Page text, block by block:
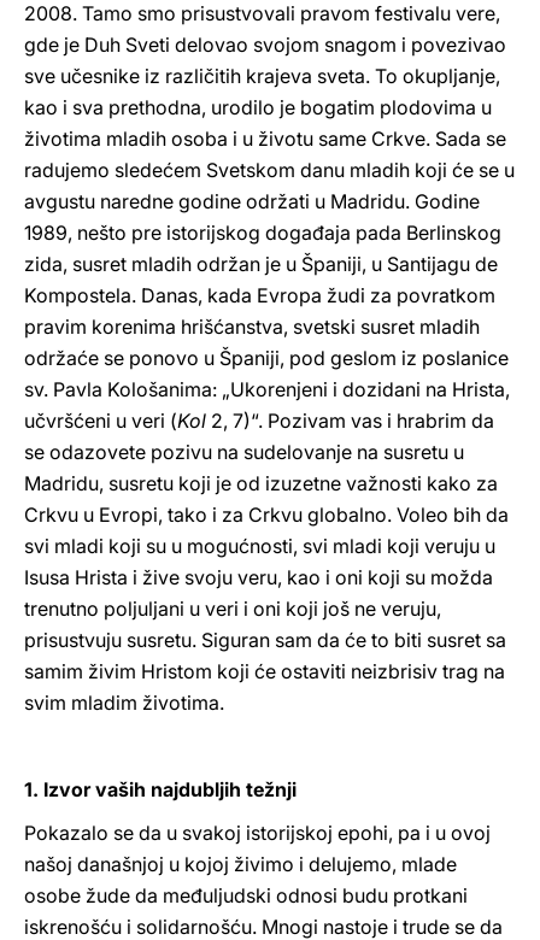
2008. Tamo smo prisustvovali pravom festivalu vere,
gde je Duh Sveti delovao svojom snagom i povezivao
sve učesnike iz različitih krajeva sveta. To okupljanje,
kao i sva prethodna, urodilo je bogatim plodovima u
životima mladih osoba i u životu same Crkve. Sada se
radujemo sledećem Svetskom danu mladih koji će se u
avgustu naredne godine održati u Madridu. Godine
1989, nešto pre istorijskog događaja pada Berlinskog
zida, susret mladih održan je u Španiji, u Santijagu de
Kompostela. Danas, kada Evropa žudi za povratkom
pravim korenima hrišćanstva, svetski susret mladih
održaće se ponovo u Španiji, pod geslom iz poslanice
sv. Pavla Kološanima: „Ukorenjeni i dozidani na Hrista,
učvršćeni u veri (Kol 2, 7)“. Pozivam vas i hrabrim da
se odazovete pozivu na sudelovanje na susretu u
Madridu, susretu koji je od izuzetne važnosti kako za
Crkvu u Evropi, tako i za Crkvu globalno. Voleo bih da
svi mladi koji su u mogućnosti, svi mladi koji veruju u
Isusa Hrista i žive svoju veru, kao i oni koji su možda
trenutno poljuljani u veri i oni koji još ne veruju,
prisustvuju susretu. Siguran sam da će to biti susret sa
samim živim Hristom koji će ostaviti neizbrisiv trag na
svim mladim životima.
1. Izvor vaših najdubljih težnji
Pokazalo se da u svakoj istorijskoj epohi, pa i u ovoj
našoj današnjoj u kojoj živimo i delujemo, mlade
osobe žude da međuljudski odnosi budu protkani
iskrenošću i solidarnošću. Mnogi nastoje i trude se da